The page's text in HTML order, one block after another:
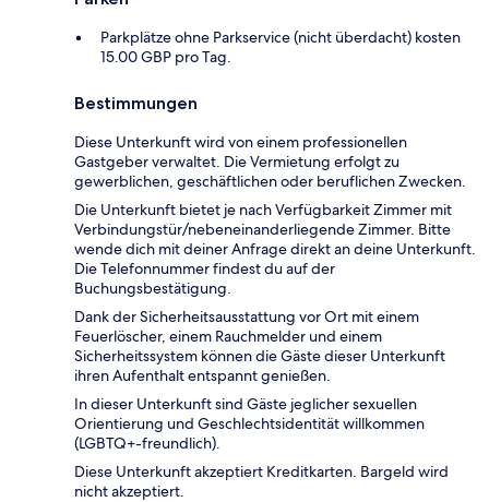
Parkplätze ohne Parkservice (nicht überdacht) kosten
15.00 GBP pro Tag.
Bestimmungen
Diese Unterkunft wird von einem professionellen
Gastgeber verwaltet. Die Vermietung erfolgt zu
gewerblichen, geschäftlichen oder beruflichen Zwecken.
Die Unterkunft bietet je nach Verfügbarkeit Zimmer mit
Verbindungstür/nebeneinanderliegende Zimmer. Bitte
wende dich mit deiner Anfrage direkt an deine Unterkunft.
Die Telefonnummer findest du auf der
Buchungsbestätigung.
Dank der Sicherheitsausstattung vor Ort mit einem
Feuerlöscher, einem Rauchmelder und einem
Sicherheitssystem können die Gäste dieser Unterkunft
ihren Aufenthalt entspannt genießen.
In dieser Unterkunft sind Gäste jeglicher sexuellen
Orientierung und Geschlechtsidentität willkommen
(LGBTQ+-freundlich).
Diese Unterkunft akzeptiert Kreditkarten. Bargeld wird
nicht akzeptiert.